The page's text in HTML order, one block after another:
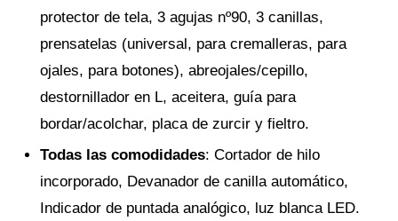
protector de tela, 3 agujas nº90, 3 canillas,
prensatelas (universal, para cremalleras, para
ojales, para botones), abreojales/cepillo,
destornillador en L, aceitera, guía para
bordar/acolchar, placa de zurcir y fieltro.
Todas las comodidades: Cortador de hilo
incorporado, Devanador de canilla automático,
Indicador de puntada analógico, luz blanca LED.